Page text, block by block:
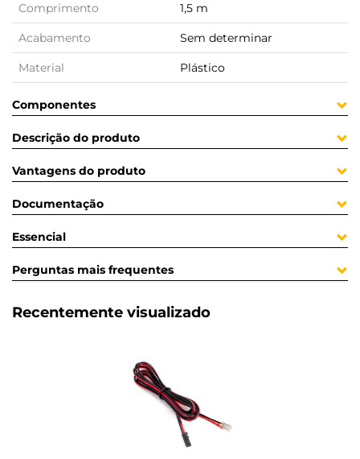
Comprimento 1,5 m
Acabamento Sem determinar
Material Plástico
Componentes
Descrição do produto
Vantagens do produto
Documentação
Essencial
Perguntas mais frequentes
Recentemente visualizado